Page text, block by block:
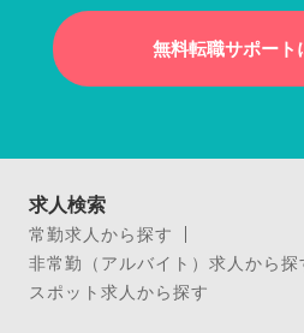
無料転職サポート
求人検索
常勤求人から探す
非常勤（アルバイト）求人から探
スポット求人から探す